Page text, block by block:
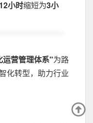
12小时缩短为3小
营管理体系"为路
化转型，助力行业